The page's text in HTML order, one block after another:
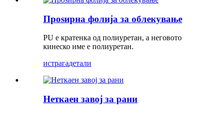
Проѕирна фолија за облекување
PU е кратенка од полиуретан, а неговото
кинеско име е полиуретан.
истрагадетали
Неткаен завој за рани